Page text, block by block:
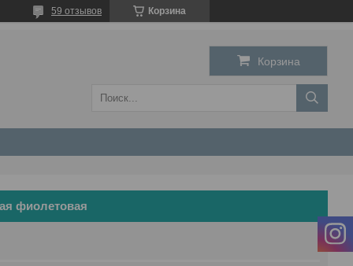
Корзина
59 отзывов
Корзина
фиолетовая